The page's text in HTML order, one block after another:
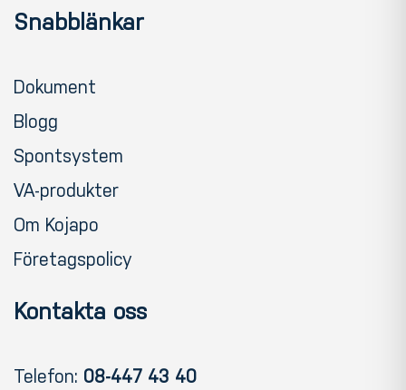
Snabblänkar
Dokument
Blogg
Spontsystem
VA-produkter
Om Kojapo
Företagspolicy
Kontakta oss
Telefon: 08-447 43 40